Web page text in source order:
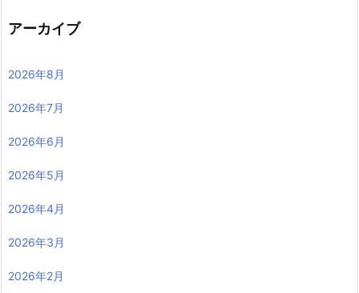
アーカイブ
2026年8月
2026年7月
2026年6月
2026年5月
2026年4月
2026年3月
2026年2月